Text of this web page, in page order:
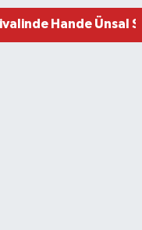
Hande Ünsal